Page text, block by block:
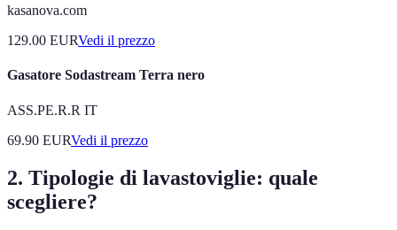
kasanova.com
129.00 EURVedi il prezzo
Gasatore Sodastream Terra nero
ASS.PE.R.R IT
69.90 EURVedi il prezzo
2. Tipologie di lavastoviglie: quale
scegliere?